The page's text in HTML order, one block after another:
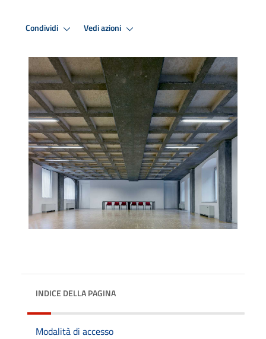
Condividi Vedi azioni
INDICE DELLA PAGINA
Modalità di accesso